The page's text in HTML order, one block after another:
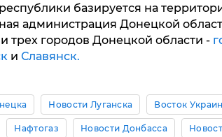
базируется на
администрация Донецкой
трех городов Донецкой области -
и Славянск.
Новости Луганска Восток
Нафтогаз Новости Донбасса